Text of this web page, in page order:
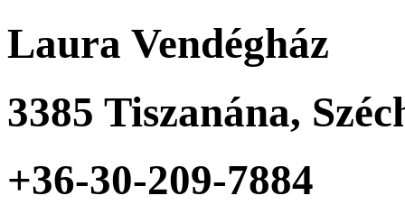
Laura Vendégház
3385 Tiszanána,
+36-30-209-7884